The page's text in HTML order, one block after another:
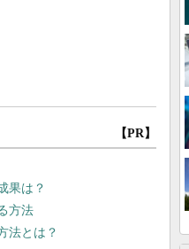
【PR】
果は？
方法
法とは？